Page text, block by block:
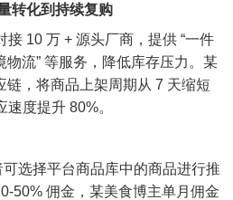
转化到持续复购
接 10 万 + 源头厂商，提供 “一件
流” 等服务，降低库存压力。某
链，将商品上架周期从 7 天缩短
度提升 80%。
可选择平台商品库中的商品进行推
50% 佣金，某美食博主单月佣金